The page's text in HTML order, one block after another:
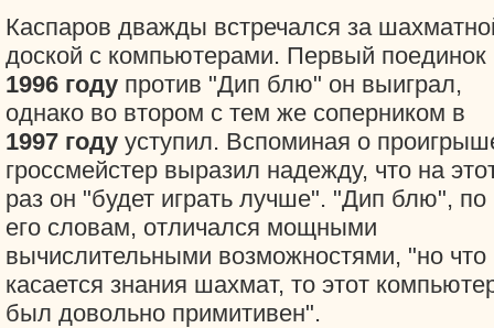
Каспаров дважды встречался за
доской с компьютерами. Первый поединок
1996 году против "Дип блю" он выиграл,
однако во втором с тем же соперником в
1997 году уступил. Вспоминая о
гроссмейстер выразил надежду, что на
раз он "будет играть лучше". "Дип блю", по
его словам, отличался мощными
вычислительными возможностями, "но что
касается знания шахмат, то этот
был довольно примитивен".